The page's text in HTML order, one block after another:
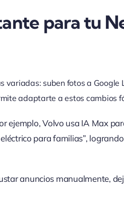
para tu
variadas: suben fotos a Google
adaptarte a estos cambios
ejemplo, Volvo usa IA Max
para familias”,
anuncios manualmente,